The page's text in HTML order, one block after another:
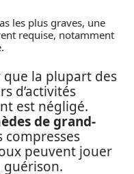
les plus graves, une
requise, notamment
la plupart des
d’activités
est négligé.
de grand-
compresses
peuvent jouer